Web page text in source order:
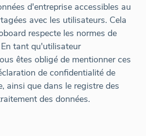
d'entreprise accessibles au
avec les utilisateurs. Cela
respecte les normes de
tant qu'utilisateur
êtes obligé de mentionner ces
de confidentialité de
ainsi que dans le registre des
des données.